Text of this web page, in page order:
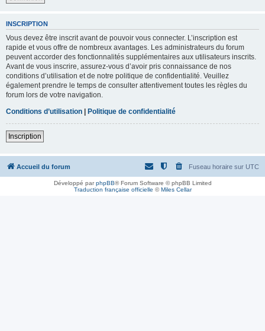
INSCRIPTION
Vous devez être inscrit avant de pouvoir vous connecter. L’inscription est
rapide et vous offre de nombreux avantages. Les administrateurs du forum
peuvent accorder des fonctionnalités supplémentaires aux utilisateurs inscrits.
Avant de vous inscrire, assurez-vous d’avoir pris connaissance de nos
conditions d’utilisation et de notre politique de confidentialité. Veuillez
également prendre le temps de consulter attentivement toutes les règles du
forum lors de votre navigation.
Conditions d’utilisation | Politique de confidentialité
Inscription
Accueil du forum Fuseau horaire sur UTC
Développé parphpBB® Forum Software © phpBB Limited
Traduction française officielle ©Miles Cellar